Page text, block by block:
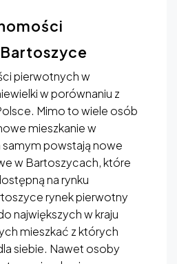
pierwotnych w
w porównaniu z
Mimo to wiele osób
mieszkanie w
samym powstają nowe
w Bartoszycach, które
na rynku
rynek pierwotny
największych w kraju
mieszkać z których
siebie. Nawet osoby